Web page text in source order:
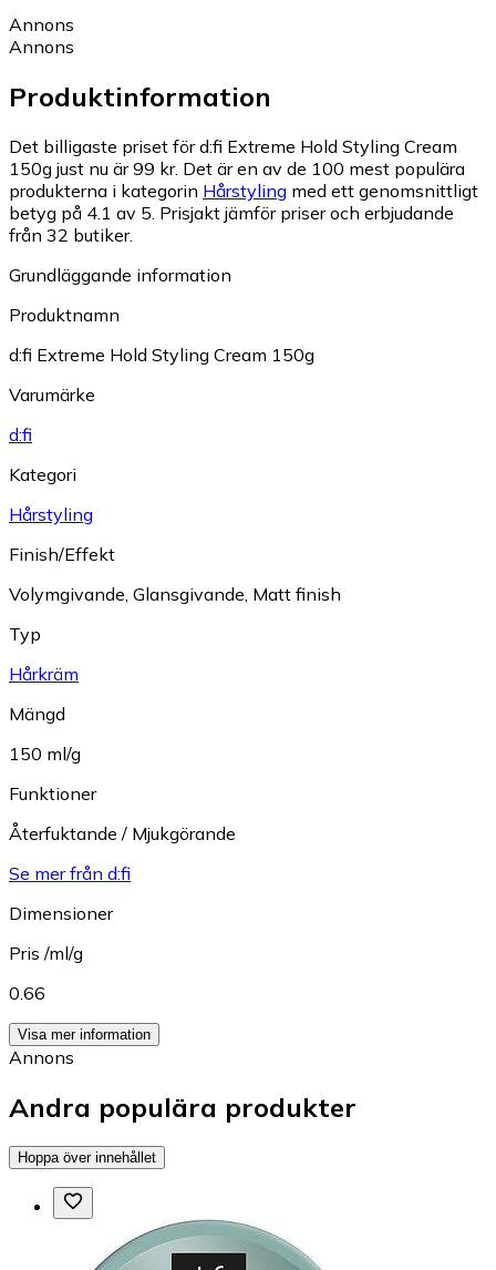
Annons
Annons
Produktinformation
Det billigaste priset för d:fi Extreme Hold Styling Cream
150g just nu är 99 kr. Det är en av de 100 mest populära
produkterna i kategorin Hårstyling med ett genomsnittligt
betyg på 4.1 av 5. Prisjakt jämför priser och erbjudande
från 32 butiker.
Grundläggande information
Produktnamn
d:fi Extreme Hold Styling Cream 150g
Varumärke
d:fi
Kategori
Hårstyling
Finish/Effekt
Volymgivande Glansgivande Matt finish
Typ
Hårkräm
Mängd
150 ml/g
Funktioner
Återfuktande / Mjukgörande
Se mer från d:fi
Dimensioner
Pris /ml/g
0.66
Visa mer information
Annons
Andra populära produkter
Hoppa över innehållet